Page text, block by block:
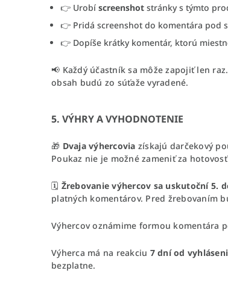
👉 Urobí screenshot stránky s týmto
👉 Pridá screenshot do komentára pod
👉 Dopíše krátky komentár, ktorú
📢 Každý účastník sa môže zapojiť len
obsah budú zo súťaže vyradené.
5. VÝHRY A VYHODNOTENIE
🎁 Dvaja výhercovia získajú darčekový
Poukaz nie je možné zameniť za
🗓 Žrebovanie výhercov sa uskutoční 5.
platných komentárov. Pred žrebovaním
Výhercov oznámime formou komentára
Výherca má na reakciu 7 dní od
bezplatne.